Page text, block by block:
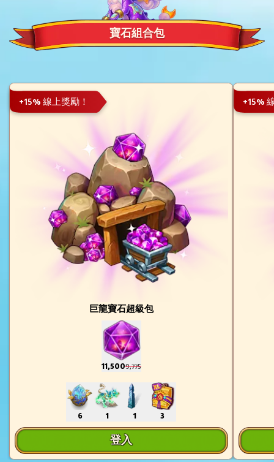
寶石組合包
+15% 線上獎勵！
巨龍寶石超級包
11,5009,775
6 1 1 3
登入
+15%